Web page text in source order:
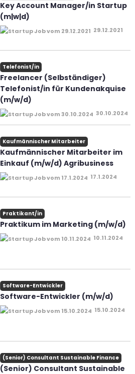
Key Account Manager/in Startup
(m|w|d)
29.12.2021
Telefonist/in
Freelancer (Selbständiger)
Telefonist/in für Kundenakquise
(m/w/d)
30.10.2024
Kaufmännischer Mitarbeiter
Kaufmännischer Mitarbeiter im
Einkauf (m/w/d) Agribusiness
17.1.2024
Praktikant/in
Praktikum im Marketing (m/w/d)
10.11.2024
Software-Entwickler
Software-Entwickler (m/w/d)
15.10.2024
(Senior) Consultant Sustainable Finance
(Senior) Consultant Sustainable